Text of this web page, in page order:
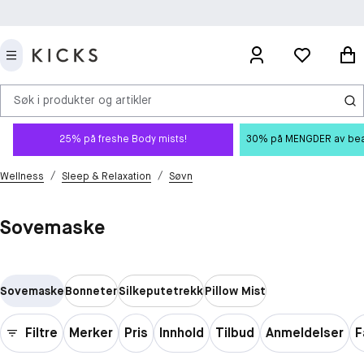
Søk i produkter og artikler
25% på freshe Body mists! 30% på MENGDER av
Wellness / Sleep & Relaxation / Søvn
Sovemaske
SovemaskeBonneterSilkeputetrekkPillow Mist
Filtre Merker Pris Innhold Tilbud Anmeldelser